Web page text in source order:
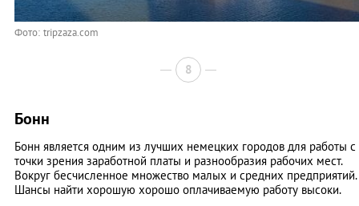
Фото: tripzaza.com
8
Бонн
Бонн является одним из лучших немецких городов для работы с
точки зрения заработной платы и разнообразия рабочих мест.
Вокруг бесчисленное множество малых и средних предприятий.
Шансы найти хорошую хорошо оплачиваемую работу высоки.